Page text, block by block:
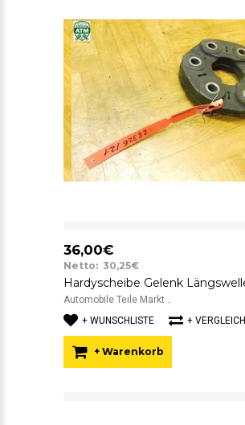
36,00€
Netto: 30,25€
Automobile Teile Markt ..
+ WUNSCHLISTE
+ VERGLEICH
+ Warenkorb